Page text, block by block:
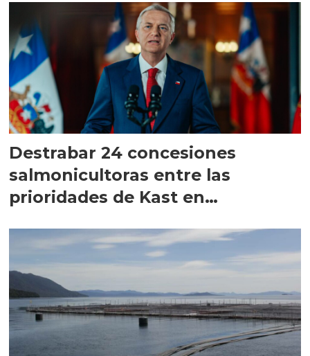
Destrabar 24 concesiones
salmonicultoras entre las
prioridades de Kast en